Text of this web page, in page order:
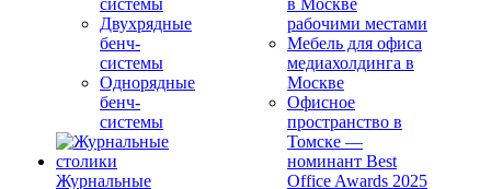
системы
Двухрядные
бенч-
системы
Однорядные
бенч-
системы
Журнальные
в Москве
рабочими местами
Мебель для офиса
медиахолдинга в
Москве
Офисное
пространство в
Томске —
номинант Best
Office Awards 2025